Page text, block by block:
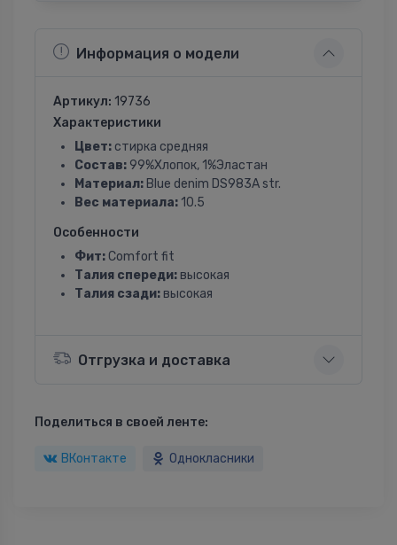
Информация о модели
Артикул: 19736
Характеристики
Цвет: стирка средняя
Состав: 99%Хлопок, 1%Эластан
Материал: Blue denim DS983A str.
Вес материала: 10.5
Особенности
Фит: Comfort fit
Талия спереди: высокая
Талия сзади: высокая
Отгрузка и доставка
Поделиться в своей ленте:
ВКонтакте Однокласники